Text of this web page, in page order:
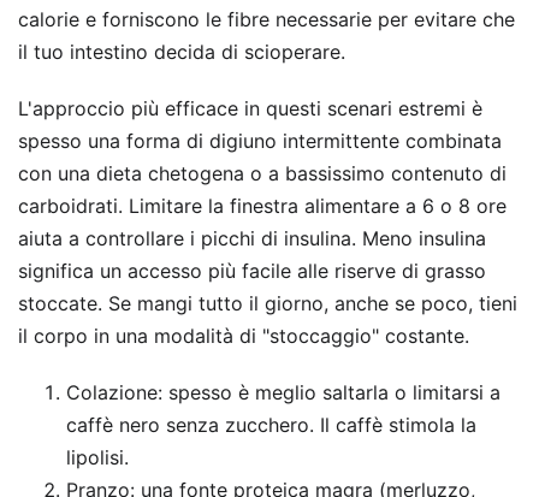
calorie e forniscono le fibre necessarie per evitare che
il tuo intestino decida di scioperare.
L'approccio più efficace in questi scenari estremi è
spesso una forma di digiuno intermittente combinata
con una dieta chetogena o a bassissimo contenuto di
carboidrati. Limitare la finestra alimentare a 6 o 8 ore
aiuta a controllare i picchi di insulina. Meno insulina
significa un accesso più facile alle riserve di grasso
stoccate. Se mangi tutto il giorno, anche se poco, tieni
il corpo in una modalità di "stoccaggio" costante.
Colazione: spesso è meglio saltarla o limitarsi a
caffè nero senza zucchero. Il caffè stimola la
lipolisi.
Pranzo: una fonte proteica magra (merluzzo,